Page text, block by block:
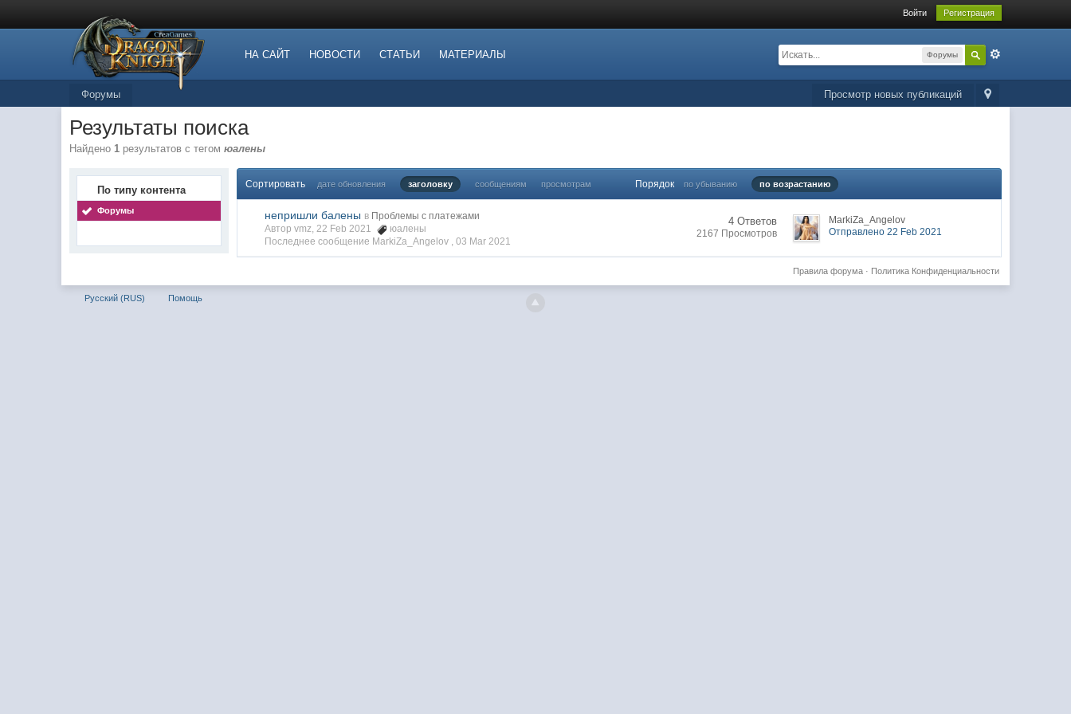
Войти Регистрация
НА САЙТ НОВОСТИ СТАТЬИ МАТЕРИАЛЫ Форумы
Просмотр новых публикаций
Форумы
Результаты поиска
Найдено1 результатов с тегомюалены
По типу контента
Форумы
Сортировать дате обновления заголовку сообщениям просмотрам Порядок по убыванию по возрастанию
непришли балены в Проблемы с платежами
Автор vmz, 22 Feb 2021
юалены
Последнее сообщение MarkiZa_Angelov ,03 Mar 2021
4 Ответов
2167 Просмотров
MarkiZa_Angelov
Отправлено 22 Feb 2021
Политика Конфиденциальности
Правила форума·
Русский (RUS) Помощь